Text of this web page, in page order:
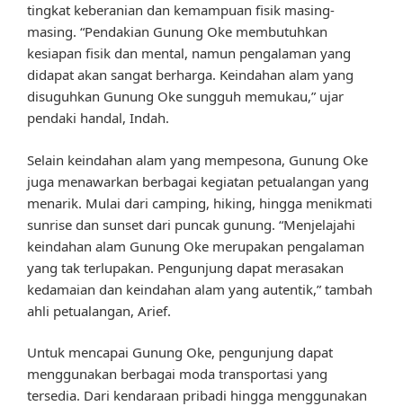
tingkat keberanian dan kemampuan fisik masing-
masing. “Pendakian Gunung Oke membutuhkan
kesiapan fisik dan mental, namun pengalaman yang
didapat akan sangat berharga. Keindahan alam yang
disuguhkan Gunung Oke sungguh memukau,” ujar
pendaki handal, Indah.
Selain keindahan alam yang mempesona, Gunung Oke
juga menawarkan berbagai kegiatan petualangan yang
menarik. Mulai dari camping, hiking, hingga menikmati
sunrise dan sunset dari puncak gunung. “Menjelajahi
keindahan alam Gunung Oke merupakan pengalaman
yang tak terlupakan. Pengunjung dapat merasakan
kedamaian dan keindahan alam yang autentik,” tambah
ahli petualangan, Arief.
Untuk mencapai Gunung Oke, pengunjung dapat
menggunakan berbagai moda transportasi yang
tersedia. Dari kendaraan pribadi hingga menggunakan